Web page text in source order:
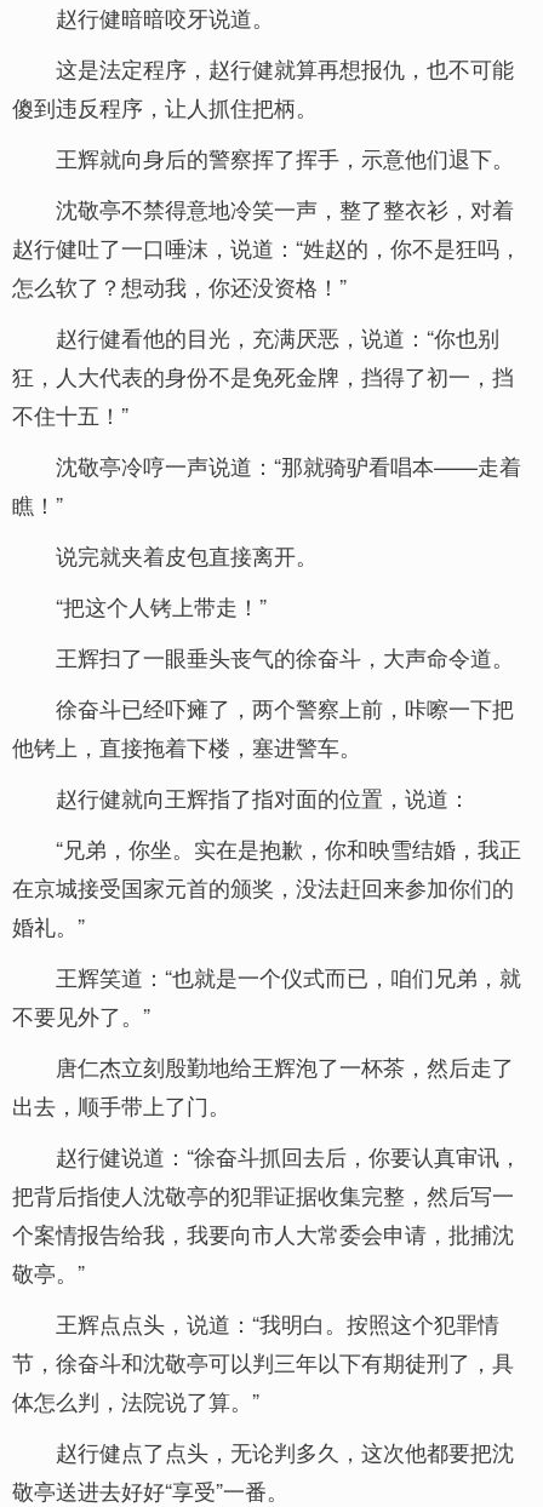
赵行健暗暗咬牙说道。
这是法定程序，赵行健就算再想报仇，也不可能
傻到违反程序，让人抓住把柄。
王辉就向身后的警察挥了挥手，示意他们退下。
沈敬亭不禁得意地冷笑一声，整了整衣衫，对着
赵行健吐了一口唾沫，说道：“姓赵的，你不是狂吗，
怎么软了？想动我，你还没资格！”
赵行健看他的目光，充满厌恶，说道：“你也别
狂，人大代表的身份不是免死金牌，挡得了初一，挡
不住十五！”
沈敬亭冷哼一声说道：“那就骑驴看唱本——走着
瞧！”
说完就夹着皮包直接离开。
“把这个人铐上带走！”
王辉扫了一眼垂头丧气的徐奋斗，大声命令道。
徐奋斗已经吓瘫了，两个警察上前，咔嚓一下把
他铐上，直接拖着下楼，塞进警车。
赵行健就向王辉指了指对面的位置，说道：
“兄弟，你坐。实在是抱歉，你和映雪结婚，我正
在京城接受国家元首的颁奖，没法赶回来参加你们的
婚礼。”
王辉笑道：“也就是一个仪式而已，咱们兄弟，就
不要见外了。”
唐仁杰立刻殷勤地给王辉泡了一杯茶，然后走了
出去，顺手带上了门。
赵行健说道：“徐奋斗抓回去后，你要认真审讯，
把背后指使人沈敬亭的犯罪证据收集完整，然后写一
个案情报告给我，我要向市人大常委会申请，批捕沈
敬亭。”
王辉点点头，说道：“我明白。按照这个犯罪情
节，徐奋斗和沈敬亭可以判三年以下有期徒刑了，具
体怎么判，法院说了算。”
赵行健点了点头，无论判多久，这次他都要把沈
敬亭送进去好好“享受”一番。